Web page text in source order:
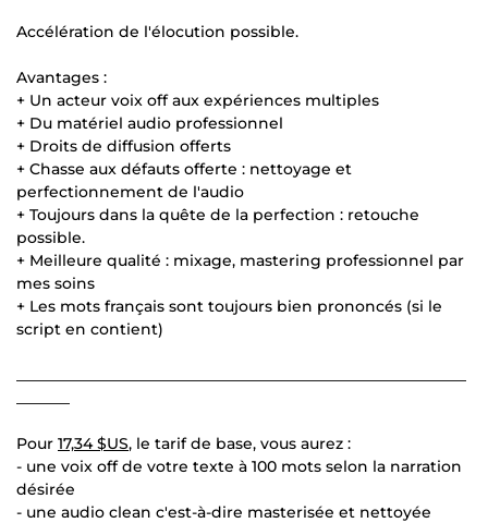
Accélération de l'élocution possible.
Avantages :
+ Un acteur voix off aux expériences multiples
+ Du matériel audio professionnel
+ Droits de diffusion offerts
+ Chasse aux défauts offerte : nettoyage et
perfectionnement de l'audio
+ Toujours dans la quête de la perfection : retouche
possible.
+ Meilleure qualité : mixage, mastering professionnel par
mes soins
+ Les mots français sont toujours bien prononcés (si le
script en contient)
Pour 17,34 $US, le tarif de base, vous aurez :
- une voix off de votre texte à 100 mots selon la narration
désirée
- une audio clean c'est-à-dire masterisée et nettoyée